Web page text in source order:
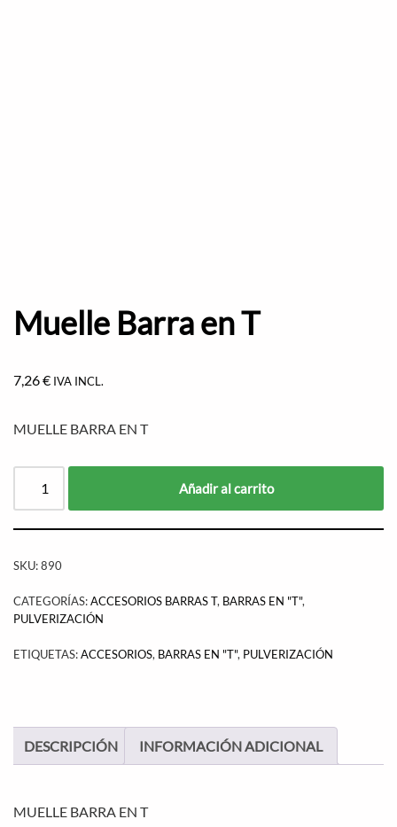
Muelle Barra en T
7,26€ IVA INCL.
MUELLE BARRA EN T
Añadir al carrito
SKU:890
CATEGORÍAS:ACCESORIOS BARRAS T, BARRAS EN "T",
PULVERIZACIÓN
ETIQUETAS:ACCESORIOS, BARRAS EN "T", PULVERIZACIÓN
DESCRIPCIÓN INFORMACIÓN ADICIONAL
MUELLE BARRA EN T